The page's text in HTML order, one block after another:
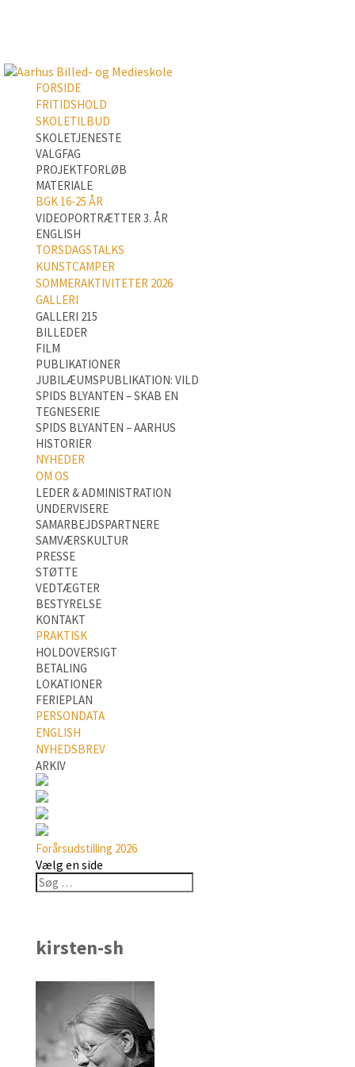
FORSIDE
FRITIDSHOLD
SKOLETILBUD
SKOLETJENESTE
VALGFAG
PROJEKTFORLØB
MATERIALE
BGK 16-25 ÅR
VIDEOPORTRÆTTER 3. ÅR
ENGLISH
TORSDAGSTALKS
KUNSTCAMPER
SOMMERAKTIVITETER 2026
GALLERI
GALLERI 215
BILLEDER
FILM
PUBLIKATIONER
JUBILÆUMSPUBLIKATION: VILD
SPIDS BLYANTEN – SKAB EN
TEGNESERIE
SPIDS BLYANTEN – AARHUS
HISTORIER
NYHEDER
OM OS
LEDER & ADMINISTRATION
UNDERVISERE
SAMARBEJDSPARTNERE
SAMVÆRSKULTUR
PRESSE
STØTTE
VEDTÆGTER
BESTYRELSE
KONTAKT
PRAKTISK
HOLDOVERSIGT
BETALING
LOKATIONER
FERIEPLAN
PERSONDATA
ENGLISH
NYHEDSBREV
ARKIV
Forårsudstilling 2026
Vælg en side
kirsten-sh